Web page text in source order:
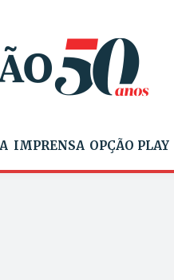
IMPRENSA OPÇÃO PLAY